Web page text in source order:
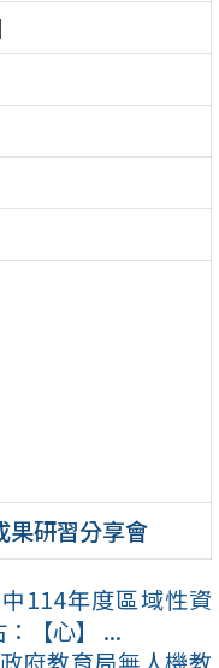
果研習分享會
114年度區域性資
【心】 ...